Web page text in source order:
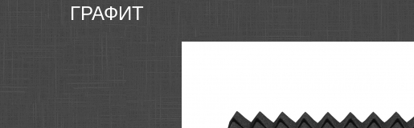
ГРАФИТ